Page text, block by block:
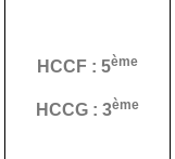
HCCF : 5ème
HCCG : 3ème